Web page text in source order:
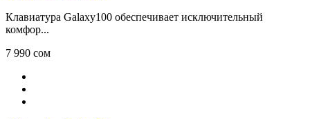
Клавиатура Galaxy100 обеспечивает исключительный
комфор...
7 990 сом